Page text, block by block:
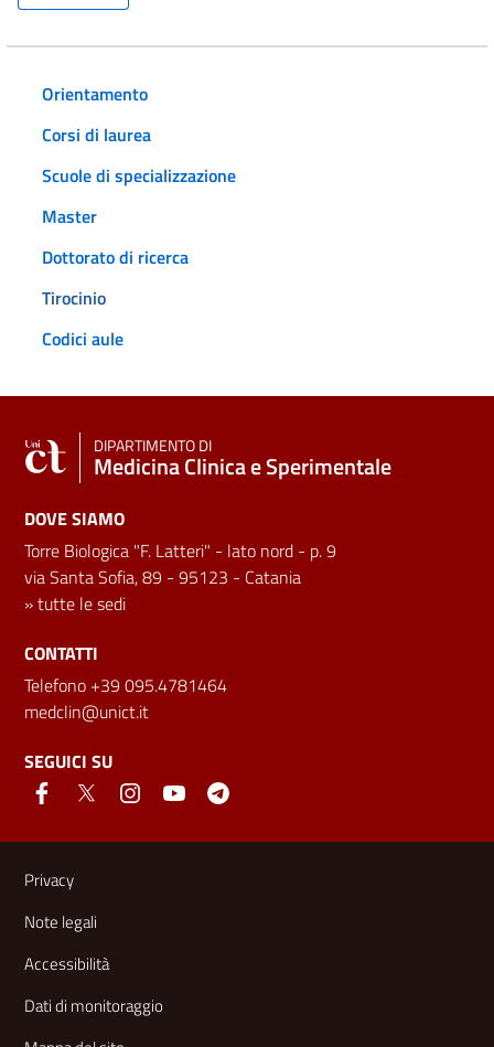
Orientamento
Corsi di laurea
Scuole di specializzazione
Master
Dottorato di ricerca
Tirocinio
Codici aule
DIPARTIMENTO DI
Medicina Clinica e Sperimentale
DOVE SIAMO
Torre Biologica "F. Latteri" - lato nord - p. 9
via Santa Sofia, 89 - 95123 - Catania
»tutte le sedi
CONTATTI
Telefono +39 095.4781464
medclin@unict.it
SEGUICI SU
Link e informazioni utili
Privacy
Note legali
Accessibilità
Dati di monitoraggio